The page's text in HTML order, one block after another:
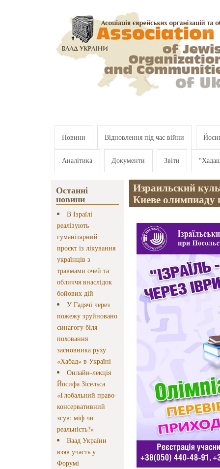
Новини Відновлення під час війни
Аналітика Документи Звіти
Останні
новини
В Ізраїлі
реалізують
гуманітарний
проєкт із лікування
українців з
травмами очей та
обличчя внаслідок
бойових дій
У Гадячі через
пожежу зруйновано
синагогу біля
поховання
засновника руху
«Хабад» в Україні
Онлайн-лекція
Йосифа Зісельса
«Глобальний право-
консервативний
зсув: міф чи
реальність?»
Ваад України
взяв участь у
Форумі
Израильский
Киеве олимпиаду